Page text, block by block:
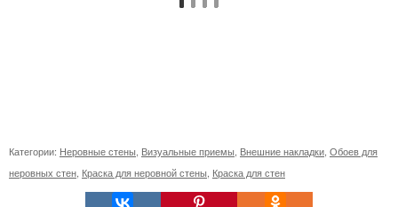
Категории: Неровные стены Визуальные приемы Внешние накладки Обоев для
неровных стен Краска для неровной стены Краска для стен